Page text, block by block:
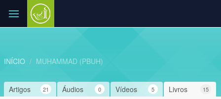
INÍCIO MUHAMMAD (PBUH)
Livros 15
Vídeos 5
Áudios 0
Artigos 21